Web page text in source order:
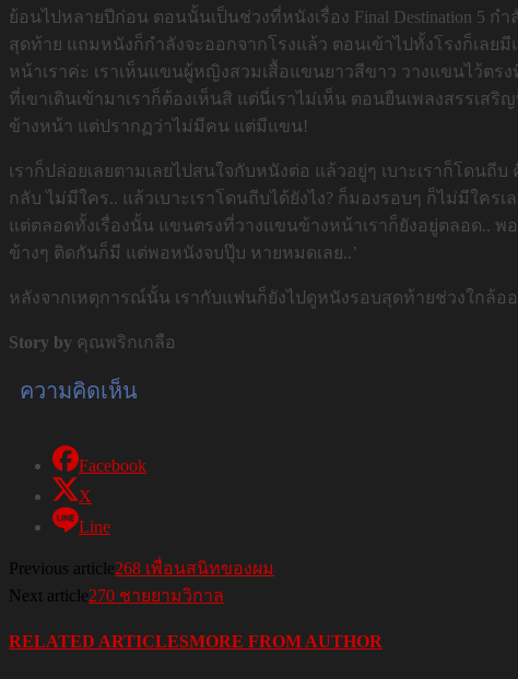
ย้อนไปหลายปีก่อน ตอนนั้นเป็นช่วงที่หนังเรื่อง Final Destination 5
สุดท้าย แถมหนังก็กำลังจะออกจากโรงแล้ว ตอนเข้าไปทั้งโรงก็เลย
หน้าเราค่ะ เราเห็นแขนผู้หญิงสวมเสื้อแขนยาวสีขาว วางแขนไว้ตร
ที่เขาเดินเข้ามาเราก็ต้องเห็นสิ แต่นี่เราไม่เห็น ตอนยืนเพลงสรรเ
ข้างหน้า แต่ปรากฏว่าไม่มีคน แต่มีแขน!
เราก็ปล่อยเลยตามเลยไปสนใจกับหนังต่อ แล้วอยู่ๆ เบาะเราก็โด
กลับ ไม่มีใคร.. แล้วเบาะเราโดนถีบได้ยังไง? ก็มองรอบๆ ก็ไม่มีใคร
แต่ตลอดทั้งเรื่องนั้น แขนตรงที่วางแขนข้างหน้าเราก็ยังอยู่ตลอด.. พ
ข้างๆ ติดกันก็มี แต่พอหนังจบปุ๊บ หายหมดเลย..’
หลังจากเหตุการณ์นั้น เรากับแฟนก็ยังไปดูหนังรอบสุดท้ายช่วงใกล้
Story by คุณพริกเกลือ
ความคิดเห็น
Facebook
X
Line
Previous article268 เพื่อนสนิทของผม
Next article270 ชายยามวิกาล
RELATED ARTICLESMORE FROM AUTHOR